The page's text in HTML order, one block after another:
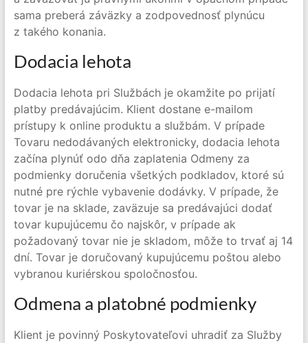
sama preberá záväzky a zodpovednosť plynúcu
z takého konania.
Dodacia lehota
Dodacia lehota pri Službách je okamžite po prijatí
platby predávajúcim. Klient dostane e-mailom
prístupy k online produktu a službám. V prípade
Tovaru nedodávaných elektronicky, dodacia lehota
začína plynúť odo dňa zaplatenia Odmeny za
podmienky doručenia všetkých podkladov, ktoré sú
nutné pre rýchle vybavenie dodávky. V prípade, že
tovar je na sklade, zaväzuje sa predávajúci dodať
tovar kupujúcemu čo najskôr, v prípade ak
požadovaný tovar nie je skladom, môže to trvať aj 14
dní. Tovar je doručovaný kupujúcemu poštou alebo
vybranou kuriérskou spoločnosťou.
Odmena a platobné podmienky
Klient je povinný Poskytovateľovi uhradiť za Služby